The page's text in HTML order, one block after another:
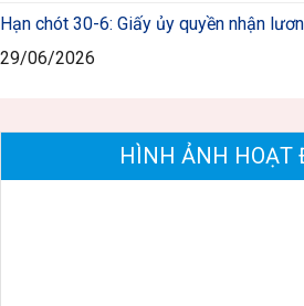
Hạn chót 30-6: Giấy ủy quyền nhận
29/06/2026
HÌNH ẢNH HOẠT